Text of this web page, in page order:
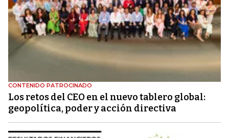
CONTENIDO PATROCINADO
Los retos del CEO en el nuevo tablero global:
geopolítica, poder y acción directiva